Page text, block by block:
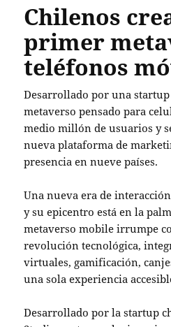
Chilenos
primer
teléfonos
Desarrollado por una
metaverso pensado para
medio millón de usuarios y
nueva plataforma de
presencia en nueve países.
Una nueva era de
y su epicentro está en la
metaverso mobile irrumpe
revolución tecnológica,
virtuales, gamificación,
una sola experiencia
Desarrollado por la startup